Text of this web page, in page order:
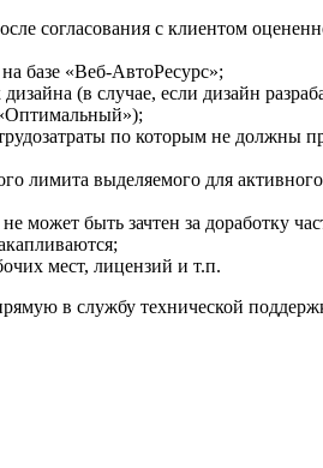
согласования с клиентом
базе «Веб-АвтоРесурс»;
(в случае, если дизайн
по которым не должны
лимита выделяемого для
может быть зачтен за доработку
мест, лицензий и т.п.
в службу технической